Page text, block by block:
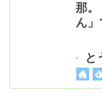
那
ん
と